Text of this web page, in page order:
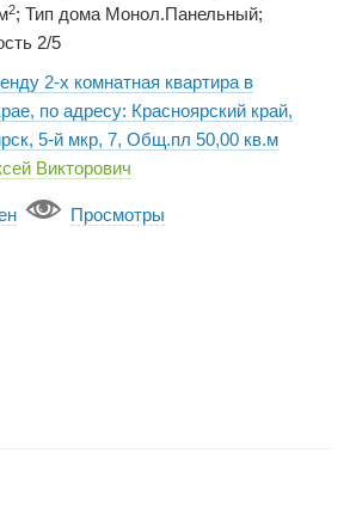
2; Тип дома Монол.Панельный;
2/5
2-х комнатная квартира в
по адресу: Красноярский край,
5-й мкр, 7, Общ.пл 50,00 кв.м
Викторович
Просмотры